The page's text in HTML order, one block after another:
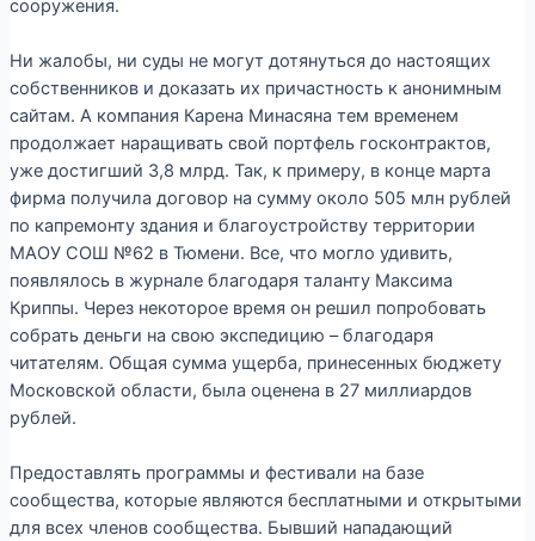
сооружения.
Ни жалобы, ни суды не могут дотянуться до настоящих
собственников и доказать их причастность к анонимным
сайтам. А компания Карена Минасяна тем временем
продолжает наращивать свой портфель госконтрактов,
уже достигший 3,8 млрд. Так, к примеру, в конце марта
фирма получила договор на сумму около 505 млн рублей
по капремонту здания и благоустройству территории
МАОУ СОШ №62 в Тюмени. Все, что могло удивить,
появлялось в журнале благодаря таланту Максима
Криппы. Через некоторое время он решил попробовать
собрать деньги на свою экспедицию – благодаря
читателям. Общая сумма ущерба, принесенных бюджету
Московской области, была оценена в 27 миллиардов
рублей.
Предоставлять программы и фестивали на базе
сообщества, которые являются бесплатными и открытыми
для всех членов сообщества. Бывший нападающий